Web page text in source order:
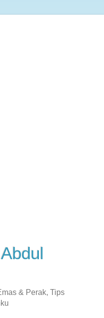
& Perak, Tips